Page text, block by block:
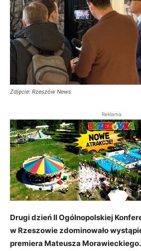
Zdjęcie: Rzeszów News
Reklama
Drugi dzień II Ogólnopolskiej
w Rzeszowie zdominowało
premiera Mateusza